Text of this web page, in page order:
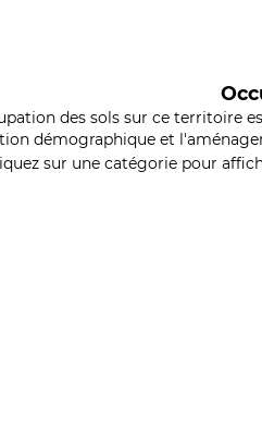
des sols sur ce territoire
démographique et
sur une catégorie pour